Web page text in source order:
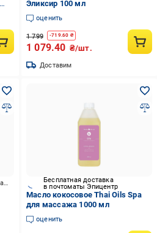
Эликсир 100 мл
оценить
1 799 -719.60 ₴
1 079.40 ₴/шт.
Доставим
До -10% з суперкредиткою Visa Вигода
Бесплатная доставка
в почтоматы Эпицентр
Масло кокосовое Thai Oils Spa
для массажа 1000 мл
оценить